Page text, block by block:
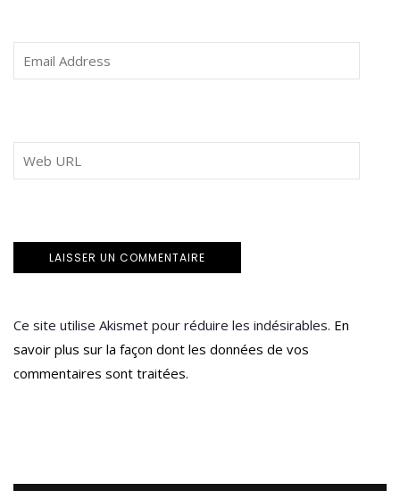
Ce site utilise Akismet pour réduire les indésirables. En
savoir plus sur la façon dont les données de vos
commentaires sont traitées.